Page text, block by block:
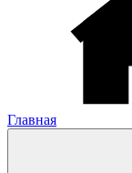
Главная